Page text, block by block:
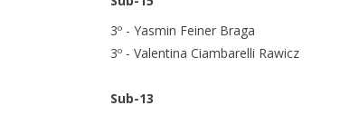
3º - Yasmin Feiner Braga
3º - Valentina Ciambarelli Rawicz
Sub-13